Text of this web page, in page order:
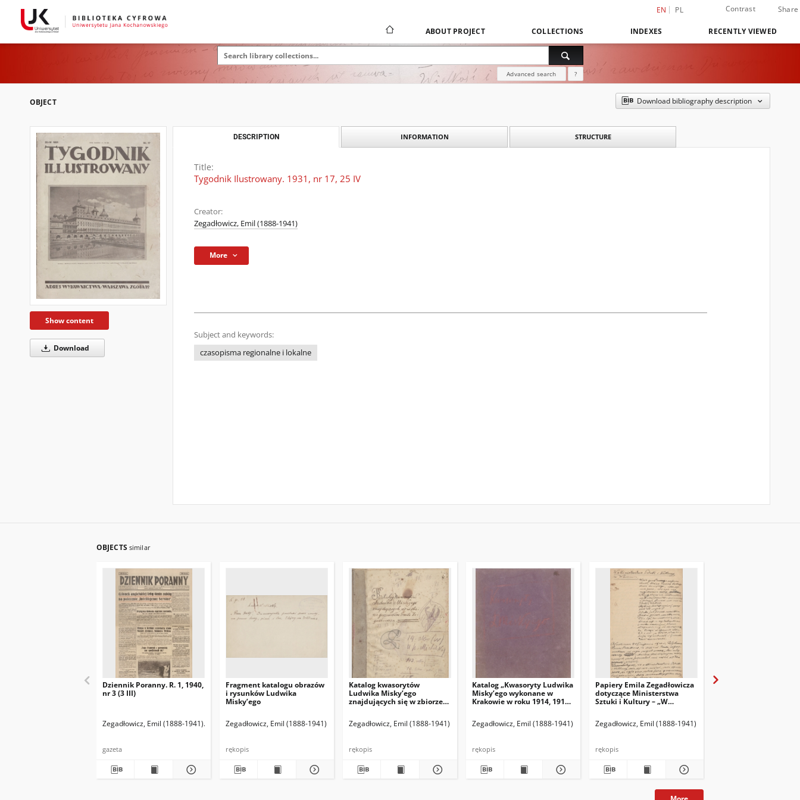
EN PL Contrast Share
ABOUT PROJECT COLLECTIONS INDEXES RECENTLY VIEWED
Advanced search ?
OBJECT Download bibliography description
Show content
Download
DESCRIPTION INFORMATION STRUCTURE
Title:
Tygodnik Ilustrowany. 1931, nr 17, 25 IV
Creator:
Zegadłowicz, Emil (1888-1941)
More
Subject and keywords:
czasopisma regionalne i lokalne
OBJECTS similar
Dziennik Poranny. R. 1, 1940,
nr 3 (3 III)
Zegadłowicz, Emil (1888-1941) Reischer Leopold (red. naczelny) Hamann Bruno. Red. odpowiedzialny
gazeta
Fragment katalogu obrazów
i rysunków Ludwika
Misky’ego
Zegadłowicz, Emil (1888-1941)
rękopis
Katalog kwasorytów
Ludwika Misky’ego
znajdujących się w zbiorze
Zegadłowicz, Emil (1888-1941)
rękopis
Katalog „Kwasoryty Ludwika
Misky’ego wykonane w
Krakowie w roku 1914, 1915,
Zegadłowicz, Emil (1888-1941)
rękopis
Papiery Emila Zegadłowicza
dotyczące Ministerstwa
Sztuki i Kultury – „W
Zegadłowicz, Emil (1888-1941)
rękopis